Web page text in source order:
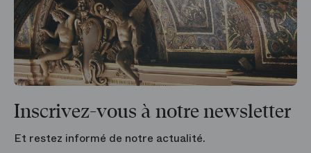
Inscrivez-vous à notre newsletter
Et restez informé de notre actualité.